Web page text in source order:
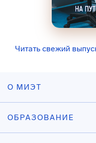
Читать свежий
О МИЭТ
ОБРАЗОВАНИЕ